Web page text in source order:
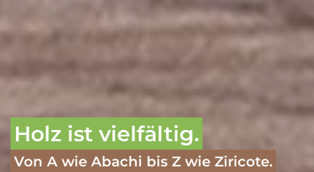
Holz ist vielfältig.
Von A wie Abachi bis Z wie Ziricote.